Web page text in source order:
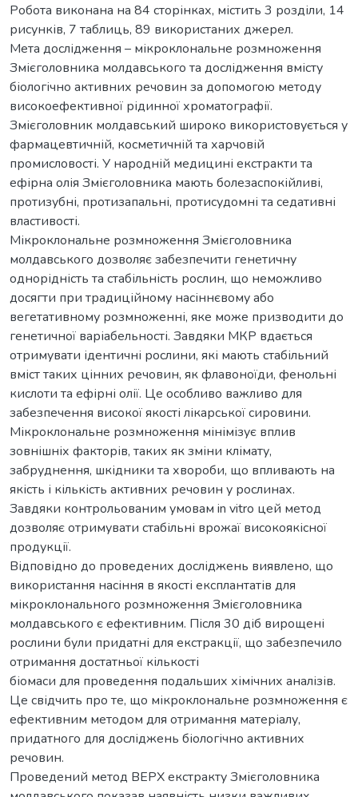
Робота виконана на 84 сторінках, містить 3 розділи, 14
рисунків, 7 таблиць, 89 використаних джерел.
Мета дослідження – мікроклональне розмноження
Змієголовника молдавського та дослідження вмісту
біологічно активних речовин за допомогою методу
високоефективної рідинної хроматографії.
Змієголовник молдавський широко використовується у
фармацевтичній, косметичній та харчовій
промисловості. У народній медицині екстракти та
ефірна олія Змієголовника мають болезаспокійливі,
протизубні, протизапальні, протисудомні та седативні
властивості.
Мікроклональне розмноження Змієголовника
молдавського дозволяє забезпечити генетичну
однорідність та стабільність рослин, що неможливо
досягти при традиційному насіннєвому або
вегетативному розмноженні, яке може призводити до
генетичної варіабельності. Завдяки МКР вдається
отримувати ідентичні рослини, які мають стабільний
вміст таких цінних речовин, як флавоноїди, фенольні
кислоти та ефірні олії. Це особливо важливо для
забезпечення високої якості лікарської сировини.
Мікроклональне розмноження мінімізує вплив
зовнішніх факторів, таких як зміни клімату,
забруднення, шкідники та хвороби, що впливають на
якість і кількість активних речовин у рослинах.
Завдяки контрольованим умовам in vitro цей метод
дозволяє отримувати стабільні врожаї високоякісної
продукції.
Відповідно до проведених досліджень виявлено, що
використання насіння в якості експлантатів для
мікроклонального розмноження Змієголовника
молдавського є ефективним. Після 30 діб вирощені
рослини були придатні для екстракції, що забезпечило
отримання достатньої кількості
біомаси для проведення подальших хімічних аналізів.
Це свідчить про те, що мікроклональне розмноження є
ефективним методом для отримання матеріалу,
придатного для досліджень біологічно активних
речовин.
Проведений метод ВЕРХ екстракту Змієголовника